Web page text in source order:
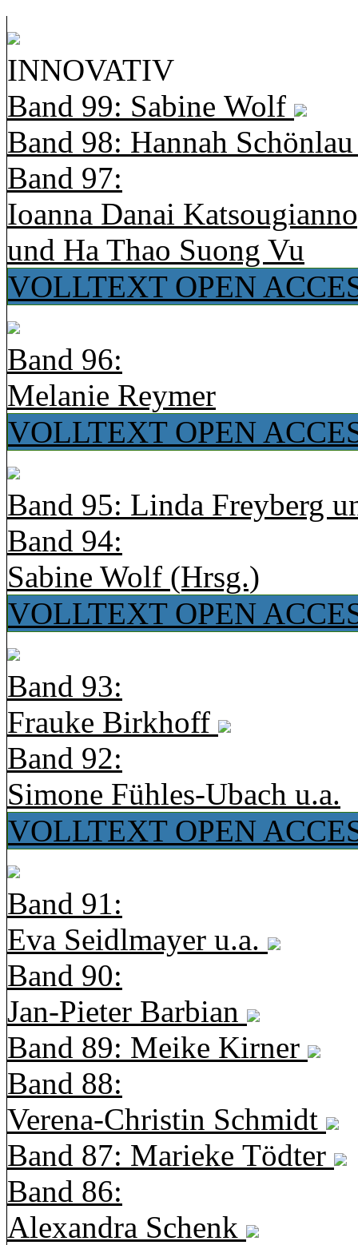
INNOVATIV
Band 99: Sabine Wolf
Band 98: Hannah
Band 97:
Ioanna Danai
und Ha Thao Suong Vu
VOLLTEXT OPEN
Band 96:
Melanie Reymer
VOLLTEXT OPEN
Band 95: Linda Freyberg
Band 94:
Sabine Wolf (Hrsg.)
VOLLTEXT OPEN
Band 93:
Frauke Birkhoff
Band 92:
Simone Fühles-Ubach u.a.
VOLLTEXT OPEN
Band 91:
Eva Seidlmayer u.a.
Band 90:
Jan-Pieter Barbian
Band 89: Meike Kirner
Band 88:
Verena-Christin Schmidt
Band 87: Marieke Tödter
Band 86:
Alexandra Schenk